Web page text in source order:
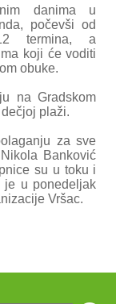
danima u
počevši od
termina, a
koji će voditi
obuke.
na Gradskom
plaži.
za sve
Banković
su u toku i
je u ponedeljak
Vršac.